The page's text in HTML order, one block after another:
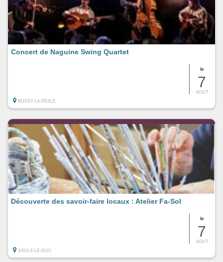
le
7
AOUT
Concert de Naguine Swing Quartet
BUSSY-LA-PESLE
le
7
AOUT
Découverte des savoir-faire locaux : Atelier Fa-Sol
SAULX-LE-DUC